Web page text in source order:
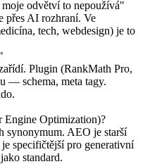
odvětví to nepoužívá"
přes AI rozhraní. Ve
tech, webdesign) je to
Plugin (RankMath Pro,
— schema, meta tagy.
Engine Optimization)?
synonymum. AEO je starší
specifičtější pro generativní
standard.